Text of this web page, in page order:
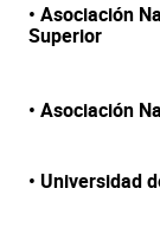
• Asociación
Superior
• Asociación
• Universidad